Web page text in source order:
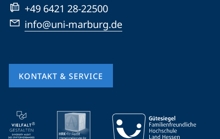
+49 6421 28-22500
info@uni-marburg.de
KONTAKT & SERVICE
Mobile-
Service-